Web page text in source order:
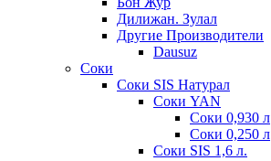
Дилижан. Зулал
Другие Производители
Dausuz
Соки
Соки SIS Натурал
Соки YAN
Соки 0,930 л
Соки 0,250 л
Соки SIS 1,6 л.